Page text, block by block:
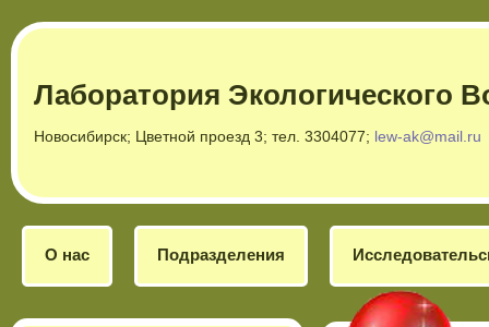
Лаборатория Экологического
Новосибирск; Цветной проезд 3; тел. 3304077; lew-ak@mail.ru
О нас Подразделения